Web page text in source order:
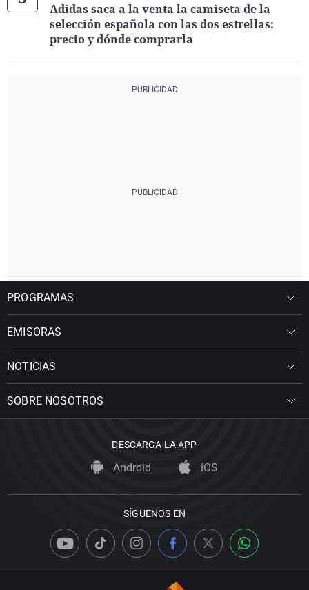
Adidas saca a la venta la camiseta de la
selección española con las dos estrellas:
precio y dónde comprarla
PROGRAMAS
EMISORAS
NOTICIAS
SOBRE NOSOTROS
DESCARGA LA APP
Android iOS
SÍGUENOS EN